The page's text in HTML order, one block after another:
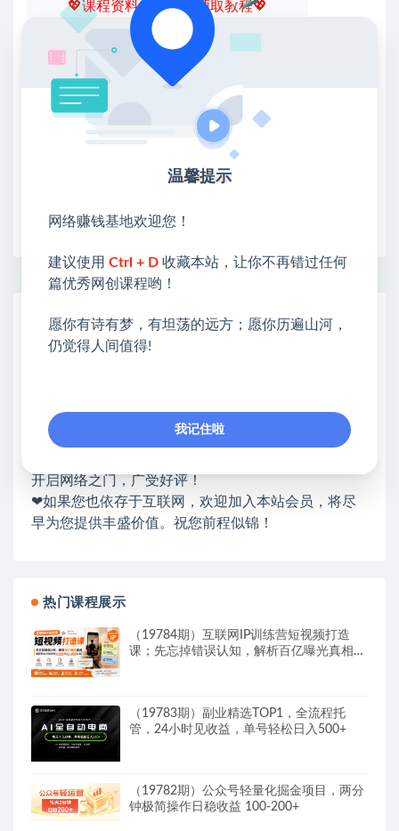
💖课程资料【免费】领取教程💖
①：点击右上角【 】三个点
②：选择【在浏览器打开】
③：点击右上方【登录】领取
限时活动：注册新用户赠送VIP
收藏 海报 链接
网赚基地简介
站长微信：无
❤能助您：找项目 + 低成本创业 + 减少信息差 + 见识
各种项目 + 提升网创认知。
开启网络之门，广受好评！
❤如果您也依存于互联网，欢迎加入本站会员，将尽
早为您提供丰盛价值。祝您前程似锦！
热门课程展示
（19784期）互联网IP训练营短视频打造
课；先忘掉错误认知，解析百亿曝光真相，
（19783期）副业精选TOP1，全流程托
管，24小时见收益，单号轻松日入500+
（19782期）公众号轻量化掘金项目，两分
钟极简操作日稳收益 100-200+
温馨提示
网络赚钱基地欢迎您！
建议使用 Ctrl + D 收藏本站，让你不再错过任何
篇优秀网创课程哟！
愿你有诗有梦，有坦荡的远方；愿你历遍山河，
仍觉得人间值得!
我记住啦